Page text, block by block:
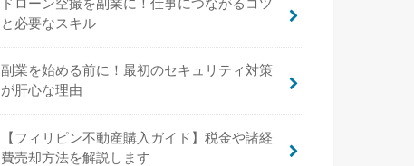
ドローン空撮を副業に！仕事につながるコツ
と必要なスキル
副業を始める前に！最初のセキュリティ対策
が肝心な理由
【フィリピン不動産購入ガイド】税金や諸経
費売却方法を解説します